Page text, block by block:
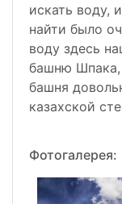
искать воду,
найти было
воду здесь
башню
башня
казахской
Фотогалерея: